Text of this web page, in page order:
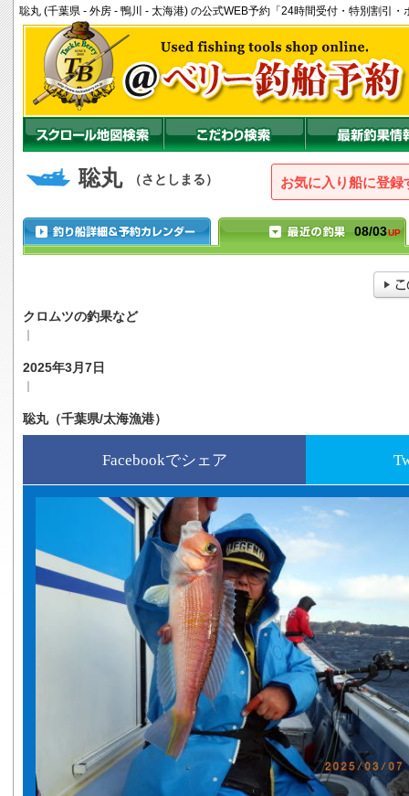
聡丸 (千葉県 - 外房 - 鴨川 - 太海港) の公式WEB予約「24時間受付・特別割引・
聡丸 （さとしまる） お気に入り船に登録
08/03UP
クロムツの釣果など
2025年3月7日
聡丸（千葉県/太海漁港）
Facebookでシェア